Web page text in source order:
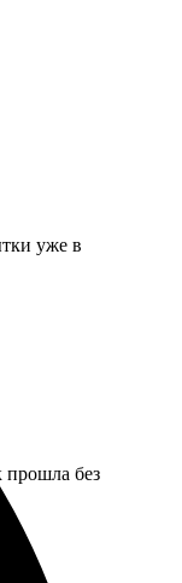
уже в
прошла без